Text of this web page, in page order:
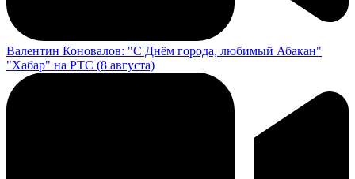
Валентин Коновалов: "С Днём города, любимый Абакан"
"Хабар" на РТС (8 августа)